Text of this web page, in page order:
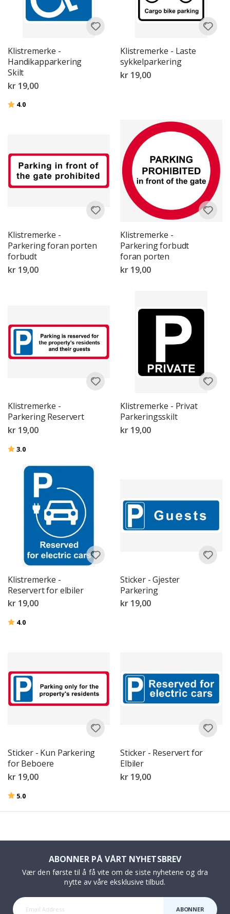
Klistremerke -
Handikapparkering
Skilt
kr 19,00
Karakter:
4.0
Klistremerke - Laste
sykkelparkering
kr 19,00
Klistremerke -
Parkering foran porten
forbudt
kr 19,00
Klistremerke -
Parkering forbudt
foran porten
kr 19,00
Klistremerke -
Parkering Reservert
kr 19,00
Karakter:
3.0
Klistremerke - Privat
Parkeringsskilt
kr 19,00
Klistremerke -
Reservert for elbiler
kr 19,00
Karakter:
4.0
Sticker - Gjester
Parkering
kr 19,00
Sticker - Kun Parkering
for Beboere
kr 19,00
Karakter:
5.0
Sticker - Reservert for
Elbiler
kr 19,00
ABONNER PÅ VÅRT NYHETSBREV
Vær den første til å få vite om de siste nyhetene og dra
nytte av våre eksklusive tilbud.
ABONNER